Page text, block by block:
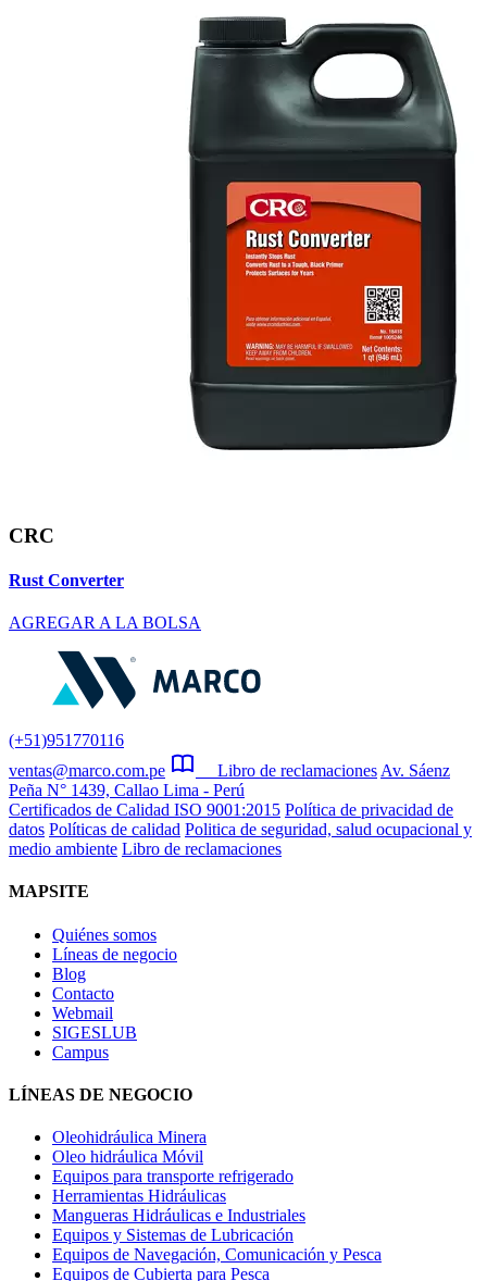
CRC
Rust Converter
AGREGAR A LA BOLSA
(+51)951770116
ventas@marco.com.pe
Libro de reclamaciones Av. Sáenz
Peña N° 1439, Callao Lima - Perú
Certificados de Calidad ISO 9001:2015 Política de privacidad de
datos Políticas de calidad Politica de seguridad, salud ocupacional y
medio ambiente Libro de reclamaciones
MAPSITE
Quiénes somos
Líneas de negocio
Blog
Contacto
Webmail
SIGESLUB
Campus
LÍNEAS DE NEGOCIO
Oleohidráulica Minera
Oleo hidráulica Móvil
Equipos para transporte refrigerado
Herramientas Hidráulicas
Mangueras Hidráulicas e Industriales
Equipos y Sistemas de Lubricación
Equipos de Navegación, Comunicación y Pesca
Equipos de Cubierta para Pesca